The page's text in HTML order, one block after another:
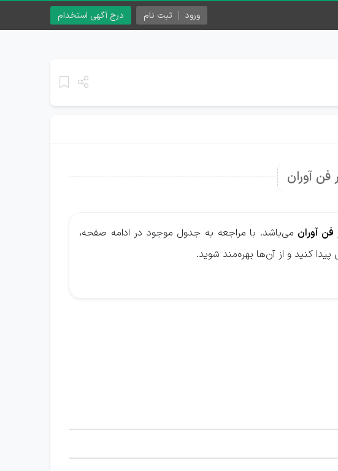
درج آگهی استخدام ورود ثبت نام
آوران
آوران می‌باشد. با مراجعه به جدول موجود در ادامه صفحه،
کنید و از آن‌ها بهره‌مند شوید.